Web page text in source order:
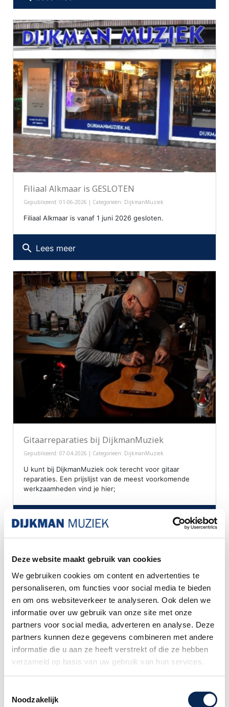
Deze website maakt gebruik van cookies
We gebruiken cookies om content en advertenties te
personaliseren, om functies voor social media te bieden
en om ons websiteverkeer te analyseren. Ook delen we
informatie over uw gebruik van onze site met onze
partners voor social media, adverteren en analyse. Deze
partners kunnen deze gegevens combineren met andere
informatie die u aan ze heeft verstrekt of die ze hebben
verzameld op basis van uw gebruik van hun services.
Noodzakelijk
Filiaal Alkmaar is GESLOTEN
Gepubliceerd: 01-06-2026 | Categorieën: DijkmanMuziek
Filiaal Alkmaar is vanaf 1 juni 2026 gesloten.
search Lees meer
Gitaarreparaties bij DijkmanMuziek
Gepubliceerd: 07-04-2026 | Categorieën: DijkmanMuziek
U kunt bij DijkmanMuziek ook terecht voor gitaar
reparaties. Een prijslijst van de meest voorkomende
werkzaamheden vind je hier;
searchLees meer